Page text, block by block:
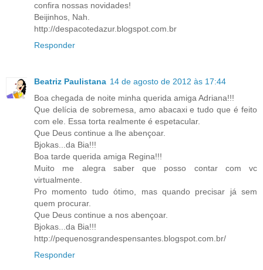
confira nossas novidades!
Beijinhos, Nah.
http://despacotedazur.blogspot.com.br
Responder
Beatriz Paulistana 14 de agosto de 2012 às 17:44
Boa chegada de noite minha querida amiga Adriana!!!
Que delícia de sobremesa, amo abacaxi e tudo que é feito
com ele. Essa torta realmente é espetacular.
Que Deus continue a lhe abençoar.
Bjokas...da Bia!!!
Boa tarde querida amiga Regina!!!
Muito me alegra saber que posso contar com vc
virtualmente.
Pro momento tudo ótimo, mas quando precisar já sem
quem procurar.
Que Deus continue a nos abençoar.
Bjokas...da Bia!!!
http://pequenosgrandespensantes.blogspot.com.br/
Responder